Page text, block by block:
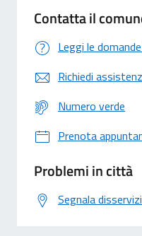
Contatta il
Leggi le
Richiedi
Numero verde
Prenota
Problemi in città
Segnala